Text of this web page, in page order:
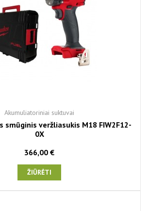
Akumuliatoriniai suktuvai
smūginis veržliasukis M18 FIW2F12-
0X
366,00 €
ŽIŪRĖTI